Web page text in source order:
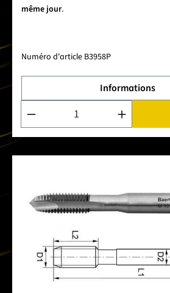
même jour.
Numéro d'article B3958P
Informations
Quantité de produit : Entrez la